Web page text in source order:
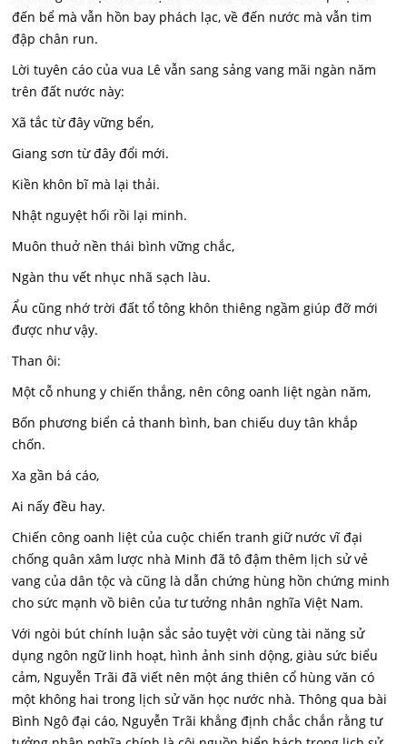
đến bể mà vẫn hồn bay phách lạc, về đến nước mà vẫn tim
đập chân run.
Lời tuyên cáo của vua Lê vẫn sang sảng vang mãi ngàn năm
trên đất nước này:
Xã tắc từ đây vững bển,
Giang sơn từ đây đổi mới.
Kiền khôn bĩ mà lại thải.
Nhật nguyệt hối rồi lại minh.
Muôn thuở nền thái bình vững chắc,
Ngàn thu vết nhục nhã sạch làu.
Ẩu cũng nhớ trời đất tổ tông khôn thiêng ngầm giúp đỡ mới
được như vậy.
Than ôi:
Một cỗ nhung y chiến thắng, nên công oanh liệt ngàn năm,
Bốn phương biển cả thanh bình, ban chiếu duy tân khắp
chốn.
Xa gần bá cáo,
Ai nấy đều hay.
Chiến công oanh liệt của cuộc chiến tranh giữ nước vĩ đại
chống quân xâm lược nhà Minh đã tô đậm thêm lịch sử vẻ
vang của dân tộc và cũng là dẫn chứng hùng hồn chứng minh
cho sức mạnh vồ biên của tư tưởng nhân nghĩa Việt Nam.
Với ngòi bút chính luận sắc sảo tuyệt vời cùng tài năng sử
dụng ngôn ngữ linh hoạt, hình ảnh sinh dộng, giàu sức biểu
cảm, Nguyễn Trãi đã viết nên một áng thiên cổ hùng văn có
một không hai trong lịch sử văn học nước nhà. Thông qua bài
Bình Ngô đại cáo, Nguyễn Trãi khẳng định chắc chắn rằng tư